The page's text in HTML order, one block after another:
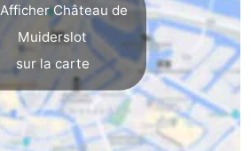
Afficher Château de
Muiderslot
sur la carte